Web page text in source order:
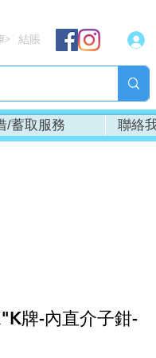
結賬
/蓄取服務 聯絡
牌-內直介子鉗-